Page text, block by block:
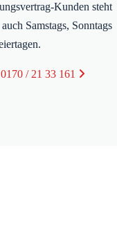
Kunden steht
Samstags, Sonntags
/ 21 33 161